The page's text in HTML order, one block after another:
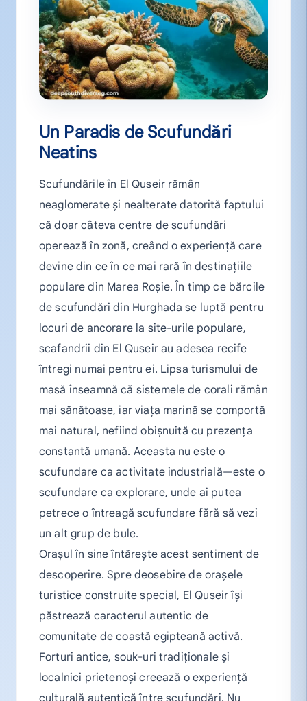
Un Paradis de Scufundări
Neatins
Scufundările în El Quseir rămân
neaglomerate și nealterate datorită faptului
că doar câteva centre de scufundări
operează în zonă, creând o experiență care
devine din ce în ce mai rară în destinațiile
populare din Marea Roșie. În timp ce bărcile
de scufundări din Hurghada se luptă pentru
locuri de ancorare la site-urile populare,
scafandrii din El Quseir au adesea recife
întregi numai pentru ei. Lipsa turismului de
masă înseamnă că sistemele de corali rămân
mai sănătoase, iar viața marină se comportă
mai natural, nefiind obișnuită cu prezența
constantă umană. Aceasta nu este o
scufundare ca activitate industrială—este o
scufundare ca explorare, unde ai putea
petrece o întreagă scufundare fără să vezi
un alt grup de bule.
Orașul în sine întărește acest sentiment de
descoperire. Spre deosebire de orașele
turistice construite special, El Quseir își
păstrează caracterul autentic de
comunitate de coastă egipteană activă.
Forturi antice, souk-uri tradiționale și
localnici prietenoși creează o experiență
culturală autentică între scufundări. Nu